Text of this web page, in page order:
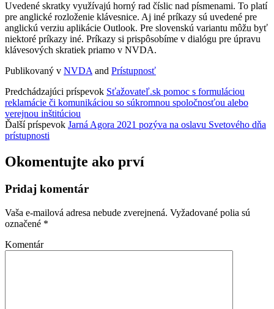
Uvedené skratky využívajú horný rad číslic nad písmenami. To platí
pre anglické rozloženie klávesnice. Aj iné príkazy sú uvedené pre
anglickú verziu aplikácie Outlook. Pre slovenskú variantu môžu byť
niektoré príkazy iné. Príkazy si prispôsobíme v dialógu pre úpravu
klávesových skratiek priamo v NVDA.
Publikovaný v NVDAand Prístupnosť
Predchádzajúci príspevok Sťažovateľ.sk pomoc s formuláciou
reklamácie či komunikáciou so súkromnou spoločnosťou alebo
verejnou inštitúciou
Ďalší príspevok Jarná Agora 2021 pozýva na oslavu Svetového dňa
prístupnosti
Okomentujte ako prví
Pridaj komentár
Vaša e-mailová adresa nebude zverejnená. Vyžadované polia sú
označené *
Komentár